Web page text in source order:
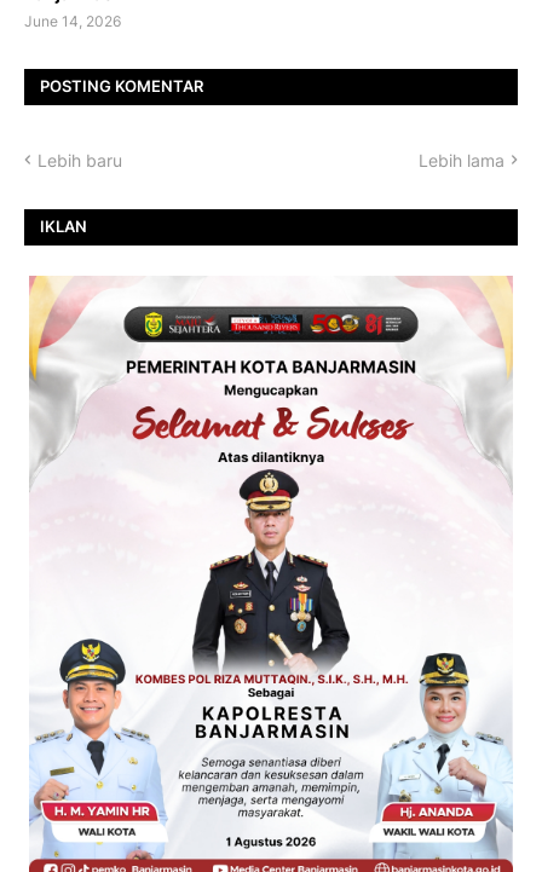
June 14, 2026
POSTING KOMENTAR
Lebih baru Lebih lama
IKLAN